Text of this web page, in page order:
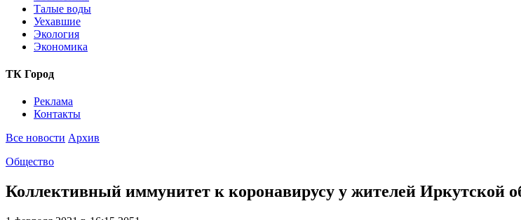
Талые воды
Уехавшие
Экология
Экономика
ТК Город
Реклама
Контакты
Все новости Архив
Общество
Коллективный иммунитет к коронавирусу у жителей Иркутской